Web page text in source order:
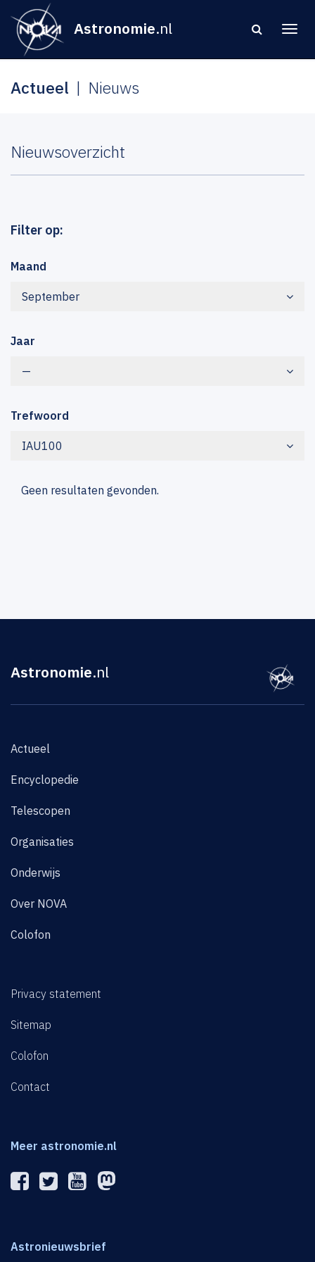
Astronomie.nl
Actueel Nieuws
Nieuwsoverzicht
Filter op:
Maand
September
Jaar
—
Trefwoord
IAU100
Geen resultaten gevonden.
Astronomie.nl
Actueel
Encyclopedie
Telescopen
Organisaties
Onderwijs
Over NOVA
Colofon
Privacy statement
Sitemap
Colofon
Contact
Meer astronomie.nl
Astronieuwsbrief